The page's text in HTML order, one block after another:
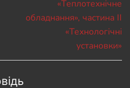
«Теплотехнічне
обладнання», частина ІІ
«Технологічні
установки»